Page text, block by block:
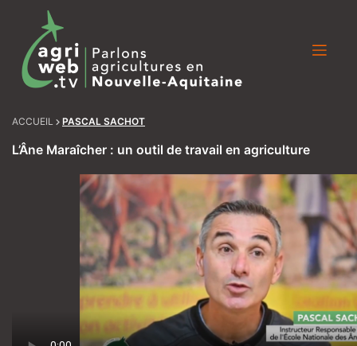
ACCUEIL PASCAL SACHOT
L’Âne Maraîcher : un outil de travail en agriculture